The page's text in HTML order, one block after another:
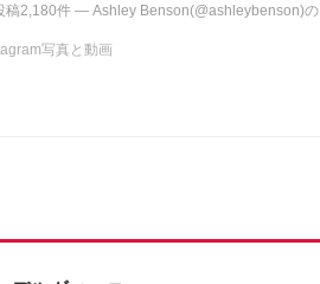
稿2,180件 ― Ashley Benson(@ashleybenson)の
写真と動画